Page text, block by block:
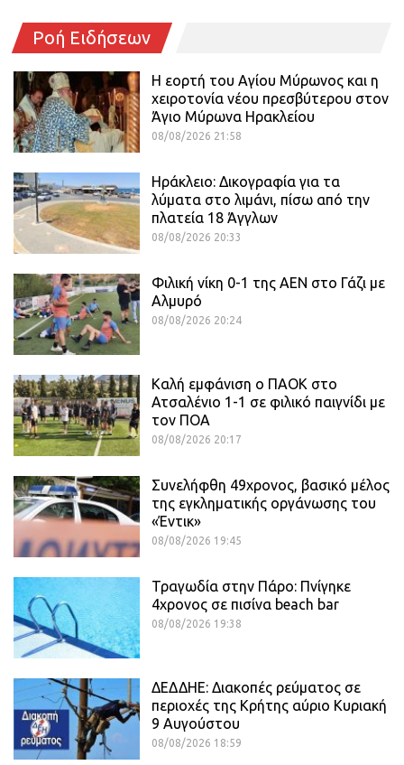
Ροή Ειδήσεων
Η εορτή του Αγίου Μύρωνος και η
χειροτονία νέου πρεσβύτερου στον
Άγιο Μύρωνα Ηρακλείου
08/08/2026 21:58
Ηράκλειο: Δικογραφία για τα
λύματα στο λιμάνι, πίσω από την
πλατεία 18 Άγγλων
08/08/2026 20:33
Φιλική νίκη 0-1 της ΑΕΝ στο Γάζι με
Αλμυρό
08/08/2026 20:24
Καλή εμφάνιση ο ΠΑΟΚ στο
Ατσαλένιο 1-1 σε φιλικό παιγνίδι με
τον ΠΟΑ
08/08/2026 20:17
Συνελήφθη 49χρονος, βασικό μέλος
της εγκληματικής οργάνωσης του
«Έντικ»
08/08/2026 19:45
Τραγωδία στην Πάρο: Πνίγηκε
4χρονος σε πισίνα beach bar
08/08/2026 19:38
ΔΕΔΔΗΕ: Διακοπές ρεύματος σε
περιοχές της Κρήτης αύριο Κυριακή
9 Αυγούστου
08/08/2026 18:59